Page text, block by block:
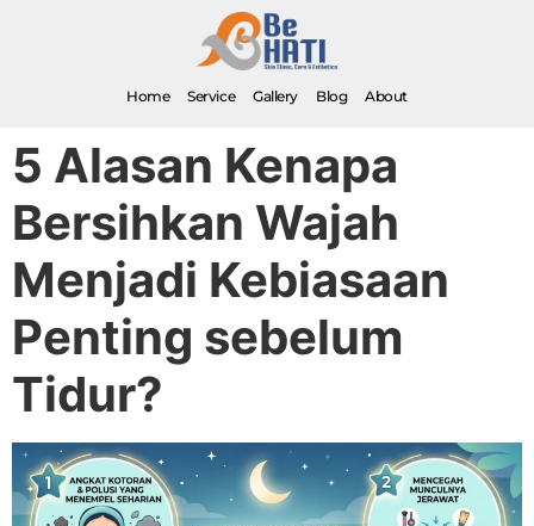
Home Service Gallery Blog About
5 Alasan Kenapa
Bersihkan Wajah
Menjadi Kebiasaan
Penting sebelum
Tidur?